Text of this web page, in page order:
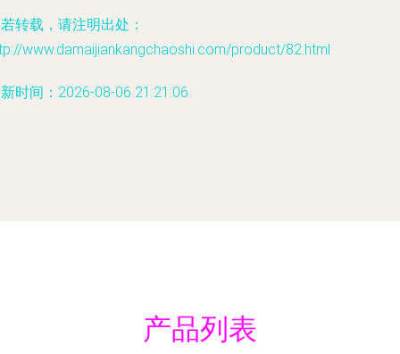
转载，请注明出处：
www.damaijiankangchaoshi.com/product/82.html
时间：2026-08-06 21:21:06
产品列表